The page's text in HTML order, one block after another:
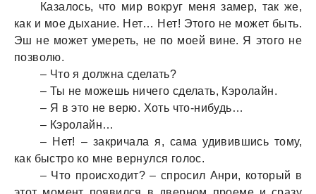
Казалось, что мир вокруг меня замер, так же,
как и мое дыхание. Нет… Нет! Этого не может быть.
Эш не может умереть, не по моей вине. Я этого не
позволю.
– Что я должна сделать?
– Ты не можешь ничего сделать, Кэролайн.
– Я в это не верю. Хоть что-нибудь…
– Кэролайн…
– Нет! – закричала я, сама удивившись тому,
как быстро ко мне вернулся голос.
– Что происходит? – спросил Анри, который в